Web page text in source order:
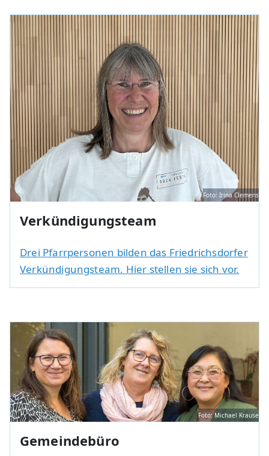
Foto: Irina Clemens
Verkündigungsteam
Drei Pfarrpersonen bilden das Friedrichsdorfer
Verkündigungsteam. Hier stellen sie sich vor.
Foto: Michael Krause
Gemeindebüro